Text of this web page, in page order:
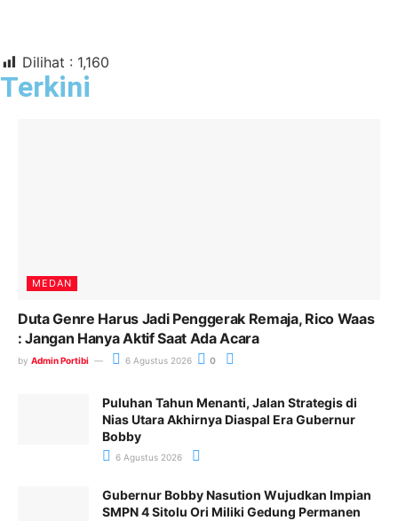
Dilihat : 1,160
Terkini
MEDAN
Duta Genre Harus Jadi Penggerak Remaja, Rico Waas
: Jangan Hanya Aktif Saat Ada Acara
by Admin Portibi 6 Agustus 2026 0
Puluhan Tahun Menanti, Jalan Strategis di
Nias Utara Akhirnya Diaspal Era Gubernur
Bobby
6 Agustus 2026
Gubernur Bobby Nasution Wujudkan Impian
SMPN 4 Sitolu Ori Miliki Gedung Permanen